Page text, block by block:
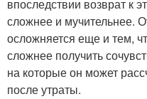
впоследствии возврат к
сложнее и мучительнее.
осложняется еще и тем,
сложнее получить
на которые он может
после утраты.